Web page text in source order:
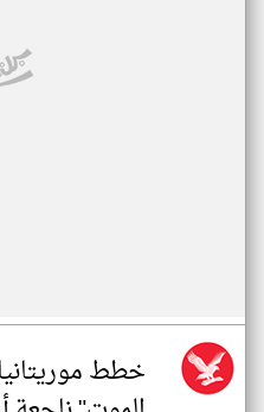
خطط